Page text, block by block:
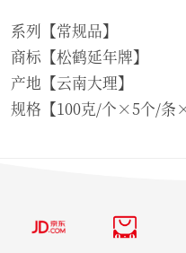
系列【常规品】
商标【松鹤延年牌】
产地【云南大理】
规格【100克/个×5个/条